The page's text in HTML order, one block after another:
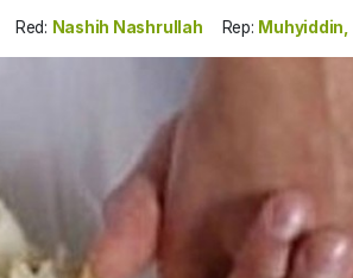
Red: Nashih Nashrullah Rep: Muhyiddin,